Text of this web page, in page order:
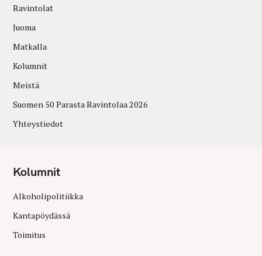
Ravintolat
Juoma
Matkalla
Kolumnit
Meistä
Suomen 50 Parasta Ravintolaa 2026
Yhteystiedot
Kolumnit
Alkoholipolitiikka
Kantapöydässä
Toimitus